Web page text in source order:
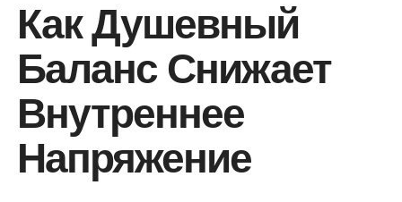
Как Душевный
Баланс Снижает
Внутреннее
Напряжение